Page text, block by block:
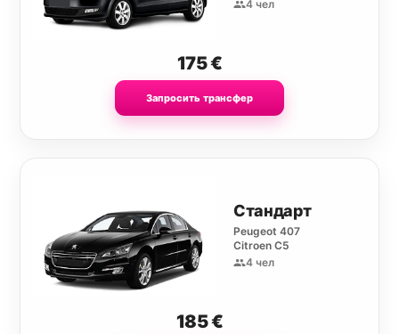
4 чел
175€
Запросить трансфер
Стандарт
Peugeot 407
Citroen C5
4 чел
185€